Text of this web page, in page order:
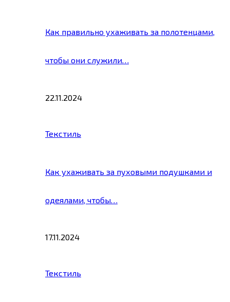
Как правильно ухаживать за полотенцами,
чтобы они служили…
22.11.2024
Текстиль
Как ухаживать за пуховыми подушками и
одеялами, чтобы…
17.11.2024
Текстиль